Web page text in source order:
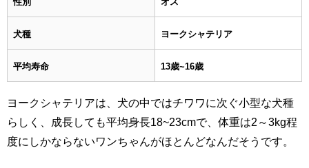
性別 オス
犬種 ヨークシャテリア
平均寿命 13歳~16歳
ヨークシャテリアは、犬の中ではチワワに次ぐ小型な犬種
らしく、成長しても平均身長18~23cmで、体重は2～3kg程
度にしかならないワンちゃんがほとんどなんだそうです。